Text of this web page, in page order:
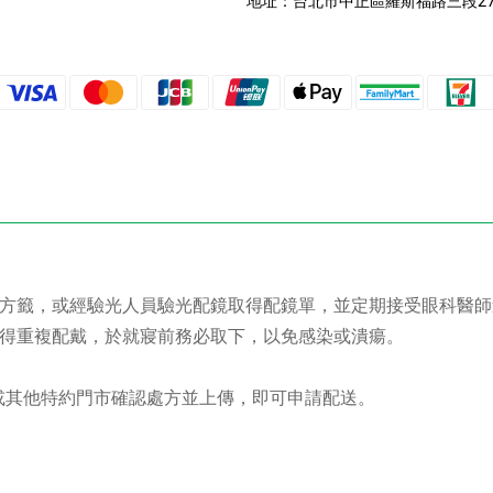
籤，或經驗光人員驗光配鏡取得配鏡單，並定期接受眼科醫師
複配戴，於就寢前務必取下，以免感染或潰瘍。
他特約門市確認處方並上傳，即可申請配送。